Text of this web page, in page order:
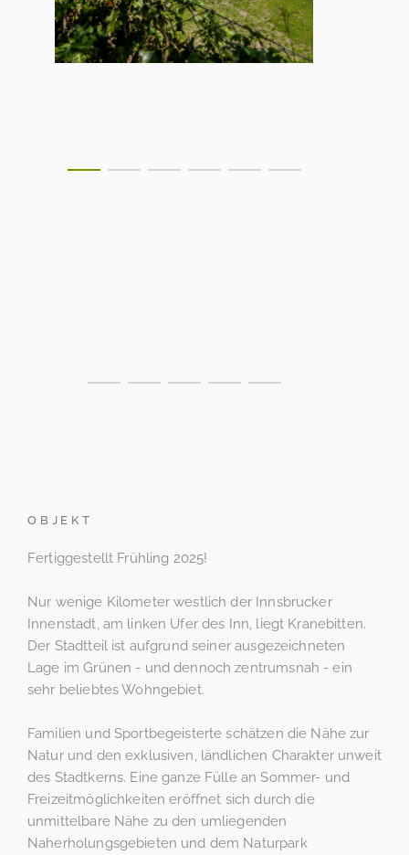
OBJEKT
Fertiggestellt Frühling 2025!
Nur wenige Kilometer westlich der Innsbrucker
Innenstadt, am linken Ufer des Inn, liegt Kranebitten.
Der Stadtteil ist aufgrund seiner ausgezeichneten
Lage im Grünen - und dennoch zentrumsnah - ein
sehr beliebtes Wohngebiet.
Familien und Sportbegeisterte schätzen die Nähe zur
Natur und den exklusiven, ländlichen Charakter unweit
des Stadtkerns. Eine ganze Fülle an Sommer- und
Freizeitmöglichkeiten eröffnet sich durch die
unmittelbare Nähe zu den umliegenden
Naherholungsgebieten und dem Naturpark